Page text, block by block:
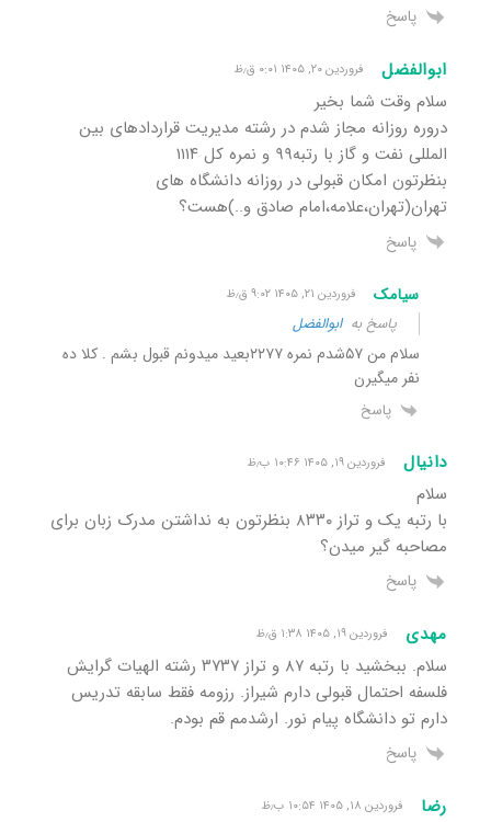
پاسخ
ابوالفضل فروردین ۲۰, ۱۴۰۵ ۰:۰۱ ق٫ظ
سلام وقت شما بخیر
دروره روزانه مجاز شدم در رشته مدیریت قراردادهای بین
المللی نفت و گاز با رتبه۹۹ و نمره کل ۱۱۱۴
بنظرتون امکان قبولی در روزانه دانشگاه های
تهران(تهران،علامه،امام صادق و..)هست؟
پاسخ
سیامک فروردین ۲۱, ۱۴۰۵ ۹:۰۲ ق٫ظ
پاسخ بهابوالفضل
سلام من ۵۷شدم نمره ۲۲۷۷بعید میدونم قبول بشم . کلا ده
نفر میگیرن
پاسخ
دانیال فروردین ۱۹, ۱۴۰۵ ۱۰:۴۶ ب٫ظ
سلام
با رتبه یک و تراز ۸۳۳۰ بنظرتون به نداشتن مدرک زبان برای
مصاحبه گیر میدن؟
پاسخ
مهدی فروردین ۱۹, ۱۴۰۵ ۱:۳۸ ق٫ظ
سلام. ببخشید با رتبه ۸۷ و تراز ۳۷۳۷ رشته الهیات گرایش
فلسفه احتمال قبولی دارم شیراز. رزومه فقط سابقه تدریس
دارم تو دانشگاه پیام نور. ارشدمم قم بودم.
پاسخ
رضا فروردین ۱۸, ۱۴۰۵ ۱۰:۵۴ ب٫ظ